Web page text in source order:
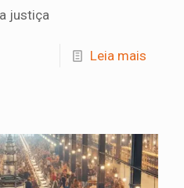
justiça
Leia mais